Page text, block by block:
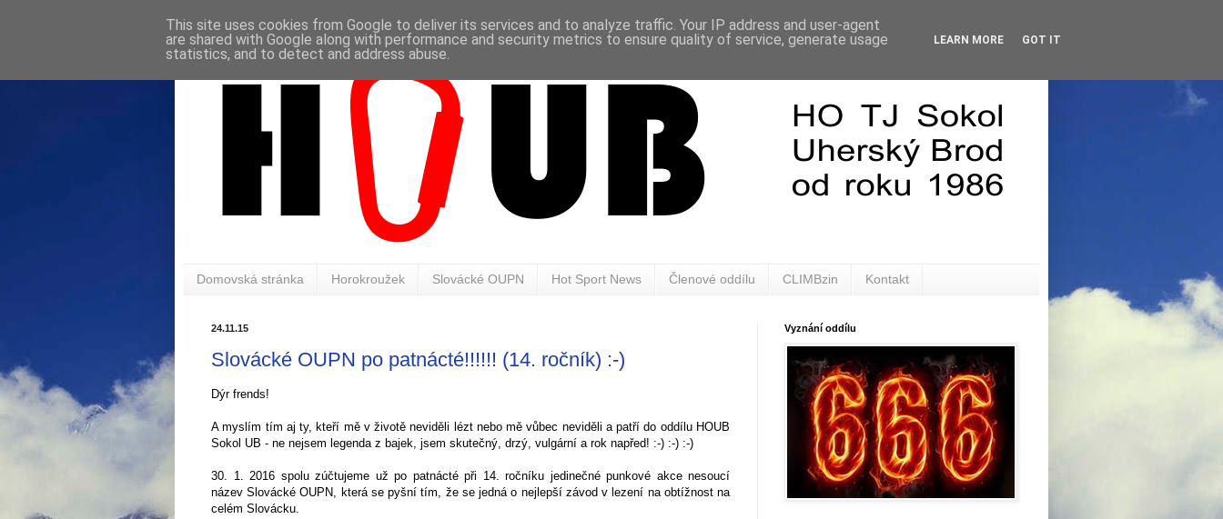
Domovská stránka Horokroužek Slovácké OUPN Hot Sport News Členové oddílu CLIMBzin Kontakt
24.11.15
Slovácké OUPN po patnácté!!!!!! (14. ročník) :-)
Dýr frends!
A myslím tím aj ty, kteří mě v životě neviděli lézt nebo mě vůbec neviděli a patří do oddílu HOUB
Sokol UB - ne nejsem legenda z bajek, jsem skutečný, drzý, vulgární a rok napřed! :-) :-) :-)
30. 1. 2016 spolu zúčtujeme už po patnácté při 14. ročníku jedinečné punkové akce nesoucí
název Slovácké OUPN, která se pyšní tím, že se jedná o nejlepší závod v lezení na obtížnost na
celém Slovácku.
Vyznání oddílu
This site uses cookies from Google to deliver its services and to analyze traffic. Your IP address and user-agent
are shared with Google along with performance and security metrics to ensure quality of service, generate usage
statistics, and to detect and address abuse.
LEARN MORE GOT IT